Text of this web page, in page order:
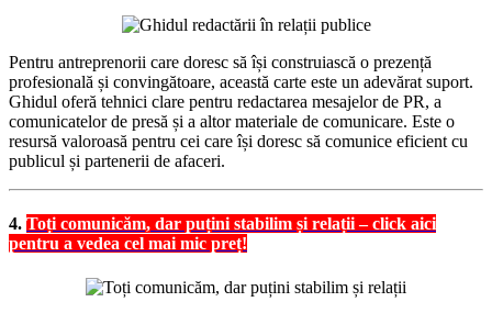
Pentru antreprenorii care doresc să își construiască o prezență
profesională și convingătoare, această carte este un adevărat suport.
Ghidul oferă tehnici clare pentru redactarea mesajelor de PR, a
comunicatelor de presă și a altor materiale de comunicare. Este o
resursă valoroasă pentru cei care își doresc să comunice eficient cu
publicul și partenerii de afaceri.
4. Toți comunicăm, dar puțini stabilim și relații – click aici
pentru a vedea cel mai mic preț!